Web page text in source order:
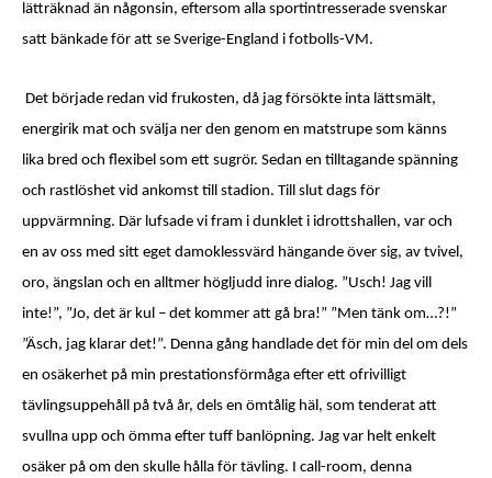
lätträknad än någonsin, eftersom alla sportintresserade svenskar
satt bänkade för att se Sverige-England i fotbolls-VM.
Det började redan vid frukosten, då jag försökte inta lättsmält,
energirik mat och svälja ner den genom en matstrupe som känns
lika bred och flexibel som ett sugrör. Sedan en tilltagande spänning
och rastlöshet vid ankomst till stadion. Till slut dags för
uppvärmning. Där lufsade vi fram i dunklet i idrottshallen, var och
en av oss med sitt eget damoklessvärd hängande över sig, av tvivel,
oro, ängslan och en alltmer högljudd inre dialog. ”Usch! Jag vill
inte!”, ”Jo, det är kul – det kommer att gå bra!” ”Men tänk om…?!”
”Äsch, jag klarar det!”. Denna gång handlade det för min del om dels
en osäkerhet på min prestationsförmåga efter ett ofrivilligt
tävlingsuppehåll på två år, dels en ömtålig häl, som tenderat att
svullna upp och ömma efter tuff banlöpning. Jag var helt enkelt
osäker på om den skulle hålla för tävling. I call-room, denna